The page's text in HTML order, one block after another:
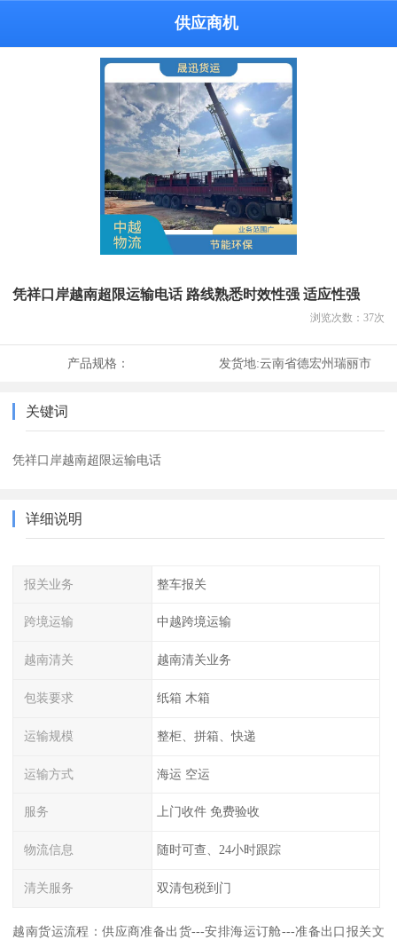
供应商机
凭祥口岸越南超限运输电话 路线熟悉时效性强 适应性强
浏览次数： 37次
产品规格： 发货地:云南省德宏州瑞丽市
关键词
凭祥口岸越南超限运输电话
详细说明
报关业务 整车报关
跨境运输 中越跨境运输
越南清关 越南清关业务
包装要求 纸箱 木箱
运输规模 整柜、拼箱、快递
运输方式 海运 空运
服务 上门收件 免费验收
物流信息 随时可查、24小时跟踪
清关服务 双清包税到门
越南货运流程：供应商准备出货---安排海运订舱---准备出口报关文